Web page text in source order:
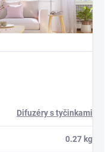
Difuzéry s tyčinkami
0.27 kg